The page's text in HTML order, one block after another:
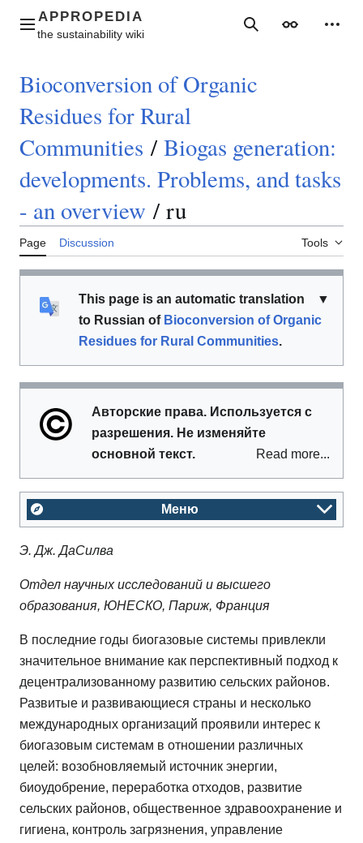
contentMain menu SearchAppearance
Bioconversion of Organic
Residues for Rural
Communities / Biogas generation:
developments. Problems, and tasks
- an overview / ru
Page Discussion Tools
▼
This page is an automatic translation
to Russian of Bioconversion of Organic
Residues for Rural Communities.
Авторские права. Используется с
разрешения. Не изменяйте
основной текст.
Read more...
Меню
Э. Дж. ДаСилва
Отдел научных исследований и высшего
образования, ЮНЕСКО, Париж, Франция
В последние годы биогазовые системы привлекли
значительное внимание как перспективный подход к
децентрализованному развитию сельских районов.
Развитые и развивающиеся страны и несколько
международных организаций проявили интерес к
биогазовым системам в отношении различных
целей: возобновляемый источник энергии,
биоудобрение, переработка отходов, развитие
сельских районов, общественное здравоохранение и
гигиена, контроль загрязнения, управление